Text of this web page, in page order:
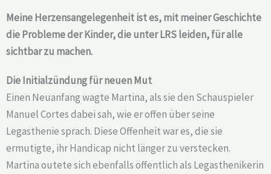
Meine Herzensangelegenheit ist es, mit meiner Geschichte
die Probleme der Kinder, die unter LRS leiden, für alle
sichtbar zu machen.
Die Initialzündung für neuen Mut
Einen Neuanfang wagte Martina, als sie den Schauspieler
Manuel Cortes dabei sah, wie er offen über seine
Legasthenie sprach. Diese Offenheit war es, die sie
ermutigte, ihr Handicap nicht länger zu verstecken.
Martina outete sich ebenfalls öffentlich als Legasthenikerin